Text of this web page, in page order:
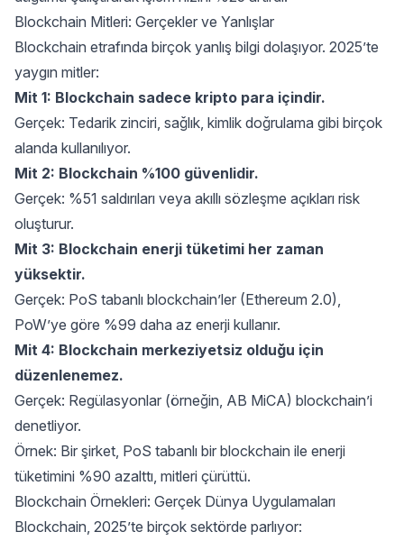
Blockchain Mitleri: Gerçekler ve Yanlışlar
Blockchain etrafında birçok yanlış bilgi dolaşıyor. 2025’te
yaygın mitler:
Mit 1: Blockchain sadece kripto para içindir.
Gerçek: Tedarik zinciri, sağlık, kimlik doğrulama gibi birçok
alanda kullanılıyor.
Mit 2: Blockchain %100 güvenlidir.
Gerçek: %51 saldırıları veya akıllı sözleşme açıkları risk
oluşturur.
Mit 3: Blockchain enerji tüketimi her zaman
yüksektir.
Gerçek: PoS tabanlı blockchain’ler (Ethereum 2.0),
PoW’ye göre %99 daha az enerji kullanır.
Mit 4: Blockchain merkeziyetsiz olduğu için
düzenlenemez.
Gerçek: Regülasyonlar (örneğin, AB MiCA) blockchain’i
denetliyor.
Örnek: Bir şirket, PoS tabanlı bir blockchain ile enerji
tüketimini %90 azalttı, mitleri çürüttü.
Blockchain Örnekleri: Gerçek Dünya Uygulamaları
Blockchain, 2025’te birçok sektörde parlıyor: